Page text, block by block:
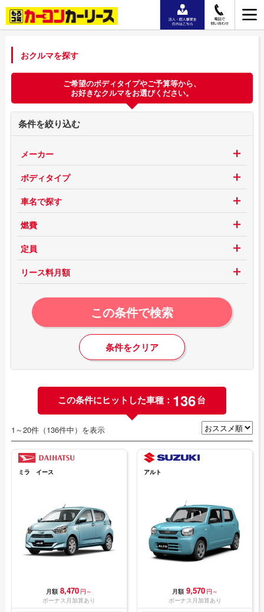
おクルマを探す
ご希望のボディタイプやご予算等から、
お好きなクルマをお選びください。
条件を絞り込む
メーカー
ボディタイプ
車名で探す
燃費
定員
リース料月額
この条件で検索
条件をクリア
この条件にヒットした車種： 136台
1～20件（136件中）を表示
ミラ イース
月額 8,470 円～
ボーナス月加算あり
アルト
月額 9,570 円～
ボーナス月加算あり